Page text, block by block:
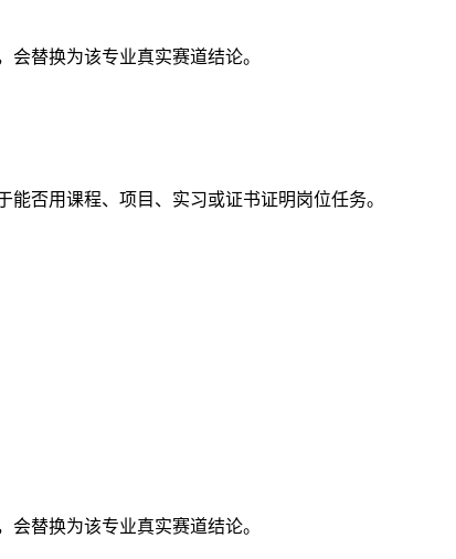
替换为该专业真实赛道结论。
否用课程、项目、实习或证书证明岗位任务。
替换为该专业真实赛道结论。